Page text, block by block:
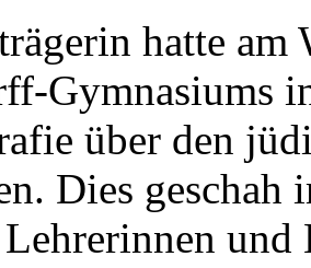
hatte am
Gymnasiums
über den
Dies geschah
und